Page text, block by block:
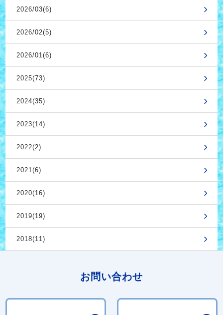
2026/03(6)
2026/02(5)
2026/01(6)
2025(73)
2024(35)
2023(14)
2022(2)
2021(6)
2020(16)
2019(19)
2018(11)
お問い合わせ